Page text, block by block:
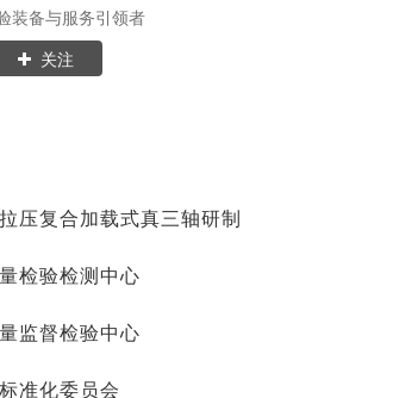
装备与服务引领者
关注
压复合加载式真三轴研制
检验检测中心
监督检验中心
准化委员会